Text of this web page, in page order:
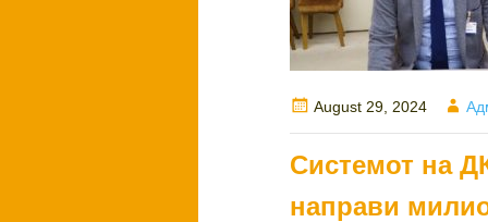
Posted
on
August 29, 2024
Системот на
направи